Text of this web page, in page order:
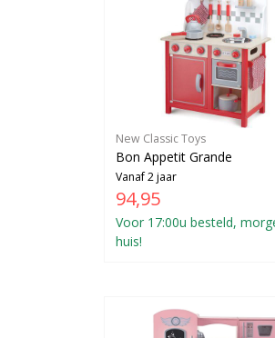
New Classic Toys
Bon Appetit Grande
Vanaf 2 jaar
94,95
Voor 17:00u besteld,
huis!